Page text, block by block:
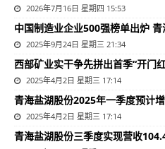
2026年7月16日 星期四 15:53
中国制造业企业500强榜单出炉
2025年9月24日 星期三 21:34
西部矿业实干争先拼出首季“开门
2025年4月2日 星期三 17:14
青海盐湖股份2025年一季度预计
2025年4月2日 星期三 17:14
青海盐湖股份三季度实现营收